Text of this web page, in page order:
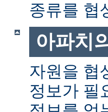
종류를 협
아파치
자원을 협
정보가 필